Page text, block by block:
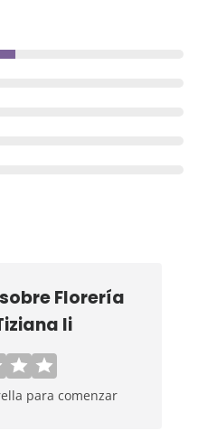
Florería
Ii
para comenzar